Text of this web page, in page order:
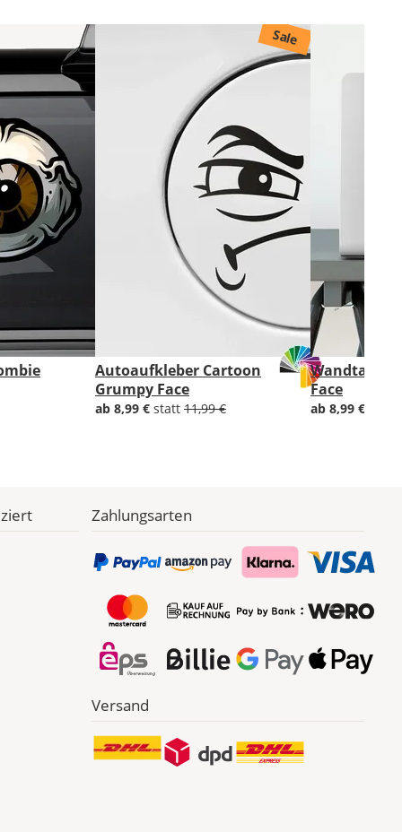
Sale
Autoaufkleber Cartoon
Grumpy Face
ab 8,99 € statt 11,99 €
Wandtattoo
Face
ab 8,99 €
Zahlungsarten
Versand